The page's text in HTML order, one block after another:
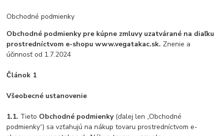
Obchodné podmienky
Obchodné podmienky pre kúpne zmluvy uzatvárané na diaľku
prostredníctvom e-shopu www.vegatakac.sk. Znenie a
účinnosť od 1.7.2024
Článok 1
Všeobecné ustanovenie
1.1. Tieto Obchodné podmienky(ďalej len „Obchodné
podmienky“) sa vzťahujú na nákup tovaru prostredníctvom e-